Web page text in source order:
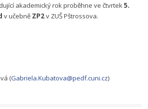
akademický rok proběhne ve čtvrtek5.
v učebně ZP2v ZUŠ Pštrossova.
(Gabriela.Kubatova@pedf.cuni.cz)